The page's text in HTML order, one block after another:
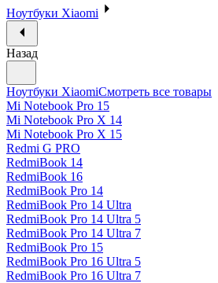
Ноутбуки Xiaomi
Назад
Ноутбуки XiaomiСмотреть все товары
Mi Notebook Pro 15
Mi Notebook Pro X 14
Mi Notebook Pro X 15
Redmi G PRO
RedmiBook 14
RedmiBook 16
RedmiBook Pro 14
RedmiBook Pro 14 Ultra
RedmiBook Pro 14 Ultra 5
RedmiBook Pro 14 Ultra 7
RedmiBook Pro 15
RedmiBook Pro 16 Ultra 5
RedmiBook Pro 16 Ultra 7